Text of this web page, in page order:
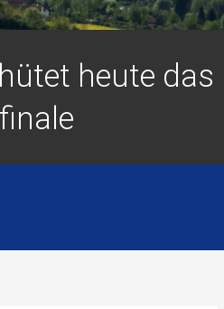
heute das